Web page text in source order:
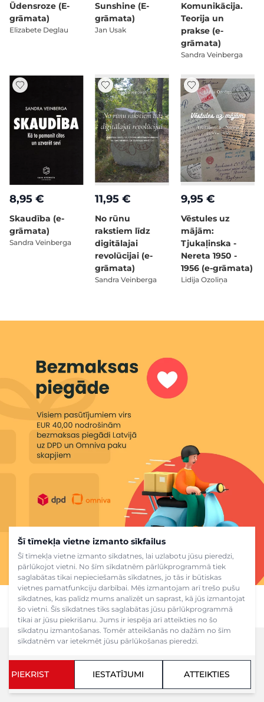
Šī tīmekļa vietne izmanto sīkfailus
Šī tīmekļa vietne izmanto sīkdatnes, lai uzlabotu jūsu pieredzi,
pārlūkojot vietni. No šīm sīkdatnēm pārlūkprogrammā tiek
saglabātas tikai nepieciešamās sīkdatnes, jo tās ir būtiskas
vietnes pamatfunkciju darbībai. Mēs izmantojam arī trešo pušu
sīkdatnes, kas palīdz mums analizēt un saprast, kā jūs izmantojat
šo vietni. Šīs sīkdatnes tiks saglabātas jūsu pārlūkprogrammā
tikai ar jūsu piekrišanu. Jums ir iespēja arī atteikties no šo
sīkdatņu izmantošanas. Tomēr atteikšanās no dažām no šīm
sīkdatnēm var ietekmēt jūsu pārlūkošanas pieredzi.
PIEKRIST IESTATĪJUMI ATTEIKTIES
Ūdensroze (E-
grāmata)
Elizabete Deglau
Sunshine (E-
grāmata)
Jan Usak
Komunikācija.
Teorija un
prakse (e-
grāmata)
Sandra Veinberga
8,95 €
Skaudība (e-
grāmata)
Sandra Veinberga
11,95 €
No rūnu
rakstiem līdz
digitālajai
revolūcijai (e-
grāmata)
Sandra Veinberga
9,95 €
Vēstules uz
mājām:
Tjukaļinska -
Nereta 1950 -
1956 (e-grāmata)
Lidija Ozoliņa